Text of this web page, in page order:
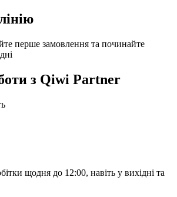
перше замовлення та починайте
з Qiwi Partner
щодня до 12:00, навіть у вихідні та